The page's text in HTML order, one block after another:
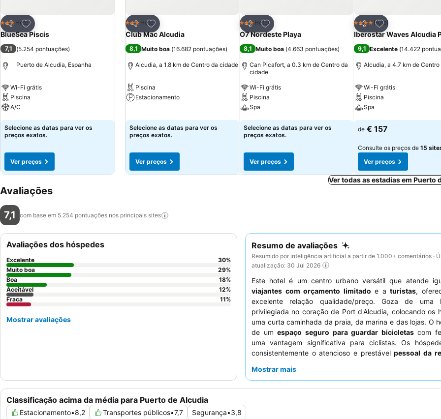
Partilhar
Adicionar aos favoritos
3 Estrelas
Hotel
BlueSea Piscis
7,1 (5.254 pontuações)
Puerto de Alcudia, Espanha
Wi-Fi grátis
Piscina
A/C
Ver preços
Selecione as datas para ver os
preços exatos.
Ver preços
Partilhar
Adicionar aos favoritos
3 Estrelas
Hotel
Club Mac Alcudia
8,1 Muito boa (16.682 pontuações)
Alcudia, a 1.8 km de Centro da cidade
Piscina
Estacionamento
Selecione as datas para ver os
preços exatos.
Ver preços
Partilhar
Adicionar aos favoritos
3 Estrelas
Hotel
O7 Nordeste Playa
8,1 Muito boa (4.663 pontuações)
Can Picafort, a 0.3 km de Centro da
cidade
Wi-Fi grátis
Piscina
Spa
Ver preços
Selecione as datas para ver os
preços exatos.
Ver preços
Partilhar
Adicionar aos
4 EstrelasHotel
Iberostar Waves Alcudia
9,1 Excelente (14.422
Alcudia, a 4.7 km de
Wi-Fi grátis
Piscina
Spa
Ver preços
de € 157
Consulte os preços de 15
Ver preços
Ver todas as estadias em Puerto
Avaliações
7,1 com base em 5.254 pontuações nos principais sites
Resumo de avaliações
Resumido por inteligência artificial a partir de 1.000+ comentários ·
atualização: 30 Jul 2026
Este hotel é um centro urbano versátil que atende
viajantes com orçamento limitado e a turistas,
excelente relação qualidade/preço. Goza de uma
privilegiada no coração de Port d'Alcudia, colocando os
uma curta caminhada da praia, da marina e das lojas. O
de umespaço seguro para guardar bicicletascom
uma vantagem significativa para ciclistas. Os
consistentemente o atencioso e prestávelpessoal da
incluindo uma estação de omeletes. Para uma estadia
Mostrar mais
Classificação acima da média para Puerto de Alcudia
Estacionamento•8,2 Transportes públicos•7,7 Segurança•3,8
Avaliações dos hóspedes
Excelente 30%
Muito boa
29%
Boa
18%
Aceitável
12%
Fraca
11%
Mostrar avaliações